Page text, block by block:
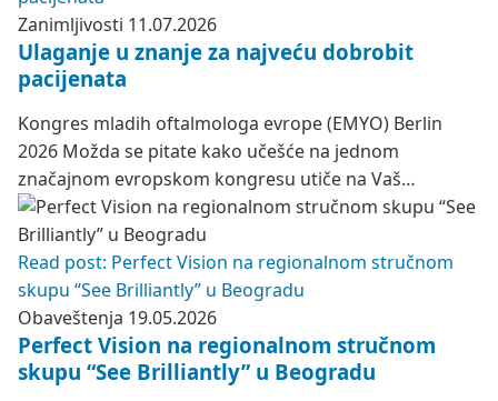
Zanimljivosti 11.07.2026
Ulaganje u znanje za najveću dobrobit
pacijenata
Kongres mladih oftalmologa evrope (EMYO) Berlin
2026 Možda se pitate kako učešće na jednom
značajnom evropskom kongresu utiče na Vaš…
Read post: Perfect Vision na regionalnom stručnom
skupu “See Brilliantly” u Beogradu
Obaveštenja 19.05.2026
Perfect Vision na regionalnom stručnom
skupu “See Brilliantly” u Beogradu